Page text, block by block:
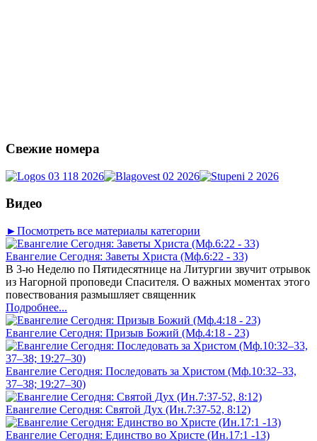
Свежие номера
Видео
►Посмотреть все материалы категории
Евангелие Сегодня: Заветы Христа (Мф.6:22 - 33)
В 3-ю Неделю по Пятидесятнице на Литургии звучит отрывок
из Нагорной проповеди Спасителя. О важных моментах этого
повествования размышляет священник
Подробнее...
Евангелие Сегодня: Призыв Божий (Мф.4:18 - 23)
Евангелие Сегодня: Последовать за Христом (Мф.10:32–33,
37–38; 19:27–30)
Евангелие Сегодня: Святой Дух (Ин.7:37-52, 8:12)
Евангелие Сегодня: Единство во Христе (Ин.17:1 -13)